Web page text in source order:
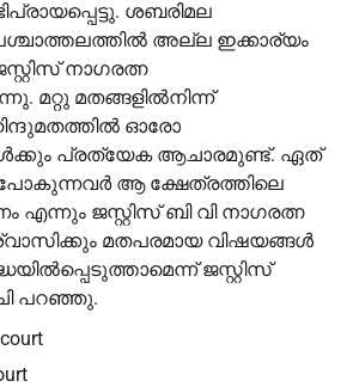
ശബരിമല
അല്ല ഇക്കാര്യം
നാഗരത്ന
മറ്റു മതങ്ങളില്‍നിന്ന്
ഓരോ
പ്രത്യേക ആചാരമുണ്ട്. ഏത്
ആ ക്ഷേത്രത്തിലെ
എന്നും ജസ്റ്റിസ്‌ ബി വി നാഗരത്ന
മതപരമായ വിഷയങ്ങള്‍
ജസ്റ്റിസ്
പറഞ്ഞു.